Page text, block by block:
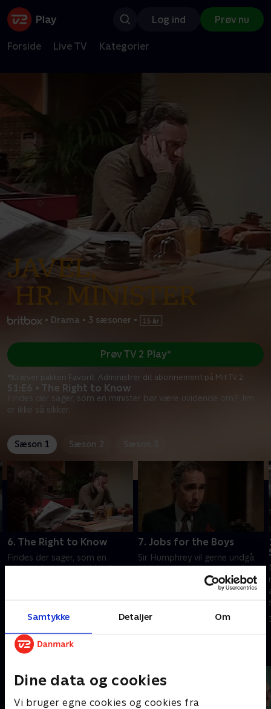
Samtykke Detaljer Om
Dine data og cookies
Vi bruger egne cookies og cookies fra
Log ind Prøv nu
Forside Live TV Kategorier
• Drama • 3 sæsoner •
S1:E6 • The Right to Know
Findes der sager, som en minister bør være uvidende om? Jim
er ikke så sikker.
Prøv TV 2 Play*
*Kræver pakken Favorit. Administrer dit abonnement på Mit TV 2.
Sæson 1 Sæson 2
6. The Right to Know
Findes der sager, som en
minister bør være uvidende
7. Jobs for the Boys
Sir Humphrey vil gerne undgå
at tale om et igangværende
byggeprojekt for enhver pris.
Andre så også